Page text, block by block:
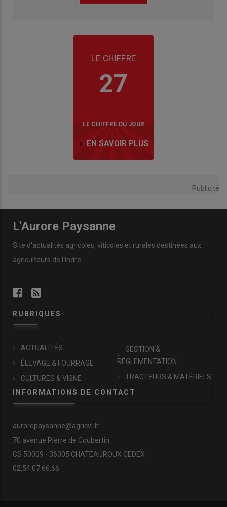
LE CHIFFRE
27
LE CHIFFRE DU JOUR
EN SAVOIR PLUS
Publicité
L'Aurore Paysanne
Site d'actualités agricoles, viticoles et rurales destinées aux
agriculteurs de l'Indre.
RUBRIQUES
ACTUALITÉS
ÉLEVAGE & FOURRAGE
CULTURES & VIGNE
GESTION &
RÉGLEMENTATION
TRACTEURS & MATÉRIELS
INFORMATIONS DE CONTACT
aurorepaysanne@agricvl.fr
70 avenue Pierre de Coubertin
CS 50009 - 36005 CHATEAUROUX CEDEX
02.54.07.66.66